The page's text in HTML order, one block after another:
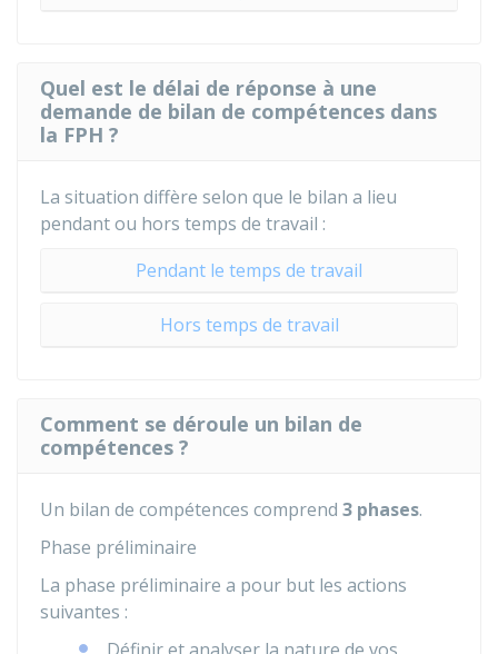
Quel est le délai de réponse à une
demande de bilan de compétences dans
la FPH ?
La situation diffère selon que le bilan a lieu
pendant ou hors temps de travail :
Pendant le temps de travail
Hors temps de travail
Comment se déroule un bilan de
compétences ?
Un bilan de compétences comprend 3 phases.
Phase préliminaire
La phase préliminaire a pour but les actions
suivantes :